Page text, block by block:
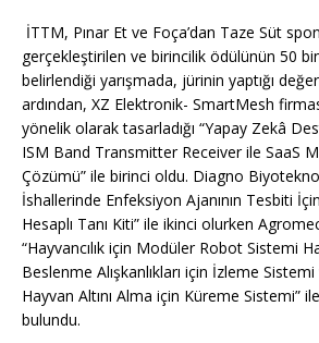
İTTM, Pınar Et ve Foça’dan Taze Süt
gerçekleştirilen ve birincilik ödülünün 50
belirlendiği yarışmada, jürinin yaptığı
ardından, XZ Elektronik- SmartMesh
yönelik olarak tasarladığı “Yapay Zekâ
ISM Band Transmitter Receiver ile SaaS
Çözümü” ile birinci oldu. Diagno
İshallerinde Enfeksiyon Ajanının Tesbiti
Hesaplı Tanı Kiti” ile ikinci olurken
“Hayvancılık için Modüler Robot Sistemi
Beslenme Alışkanlıkları için İzleme
Hayvan Altını Alma için Küreme Sistemi”
bulundu.